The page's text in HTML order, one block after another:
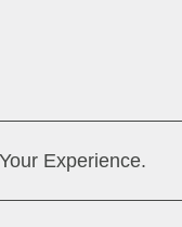
Experience.